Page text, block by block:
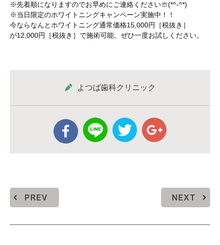
※先着順になりますのでお早めにご連絡ください☏(*^-^*)
※当日限定のホワイトニングキャンペーン実施中！！
今ならなんとホワイトニング通常価格15,000円［税抜き］
が12,000円［税抜き］で施術可能。ぜひ一度お試しください。
よつば歯科クリニック
PREV NEXT